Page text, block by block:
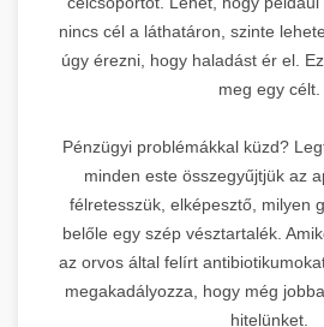
nincs cél a láthatáron, szinte
úgy érezni, hogy haladást ér el.
meg egy célt.
Pénzügyi problémákkal küzd?
minden este összegyűjtjük az
félretesszük, elképesztő, milyen
belőle egy szép vésztartalék.
az orvos által felírt
megakadályozza, hogy még
hitelünket.